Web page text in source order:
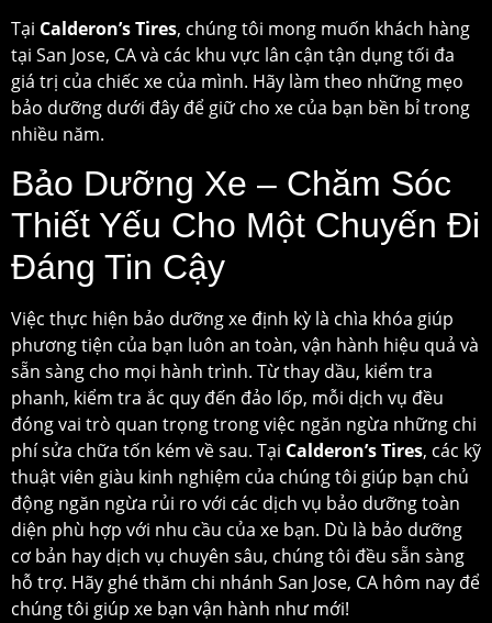
Tại Calderon’s Tires, chúng tôi mong muốn khách hàng
tại San Jose, CA và các khu vực lân cận tận dụng tối đa
giá trị của chiếc xe của mình. Hãy làm theo những mẹo
bảo dưỡng dưới đây để giữ cho xe của bạn bền bỉ trong
nhiều năm.
Bảo Dưỡng Xe – Chăm Sóc
Thiết Yếu Cho Một Chuyến Đi
Đáng Tin Cậy
Việc thực hiện bảo dưỡng xe định kỳ là chìa khóa giúp
phương tiện của bạn luôn an toàn, vận hành hiệu quả và
sẵn sàng cho mọi hành trình. Từ thay dầu, kiểm tra
phanh, kiểm tra ắc quy đến đảo lốp, mỗi dịch vụ đều
đóng vai trò quan trọng trong việc ngăn ngừa những chi
phí sửa chữa tốn kém về sau. Tại Calderon’s Tires, các kỹ
thuật viên giàu kinh nghiệm của chúng tôi giúp bạn chủ
động ngăn ngừa rủi ro với các dịch vụ bảo dưỡng toàn
diện phù hợp với nhu cầu của xe bạn. Dù là bảo dưỡng
cơ bản hay dịch vụ chuyên sâu, chúng tôi đều sẵn sàng
hỗ trợ. Hãy ghé thăm chi nhánh San Jose, CA hôm nay để
chúng tôi giúp xe bạn vận hành như mới!